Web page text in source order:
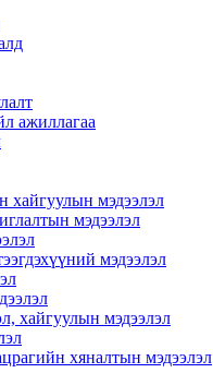
ажиллагаа
хайгуулын мэдээлэл
мэдээлэл
мэдээлэл
хайгуулын мэдээлэл
хяналтын мэдээлэл